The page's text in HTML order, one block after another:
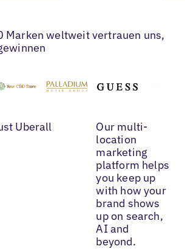
Marken weltweit vertrauen uns,
Uberall
Our multi-
location
marketing
platform helps
you keep up
with how your
brand shows
up on search,
AI and
beyond.